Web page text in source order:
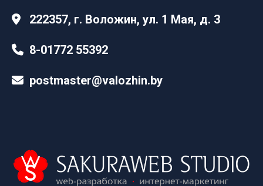
222357, г. Воложин, ул. 1 Мая, д. 3
8-01772 55392
postmaster@valozhin.by